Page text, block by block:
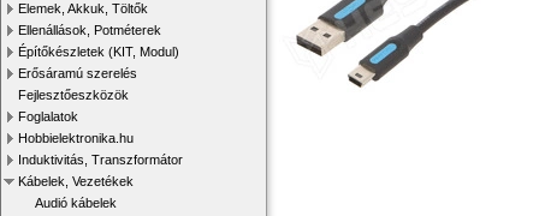
Elemek, Akkuk, Töltők
Ellenállások, Potméterek
Építőkészletek (KIT, Modul)
Erősáramú szerelés
Fejlesztőeszközök
Foglalatok
Hobbielektronika.hu
Induktivitás, Transzformátor
Kábelek, Vezetékek
Audió kábelek